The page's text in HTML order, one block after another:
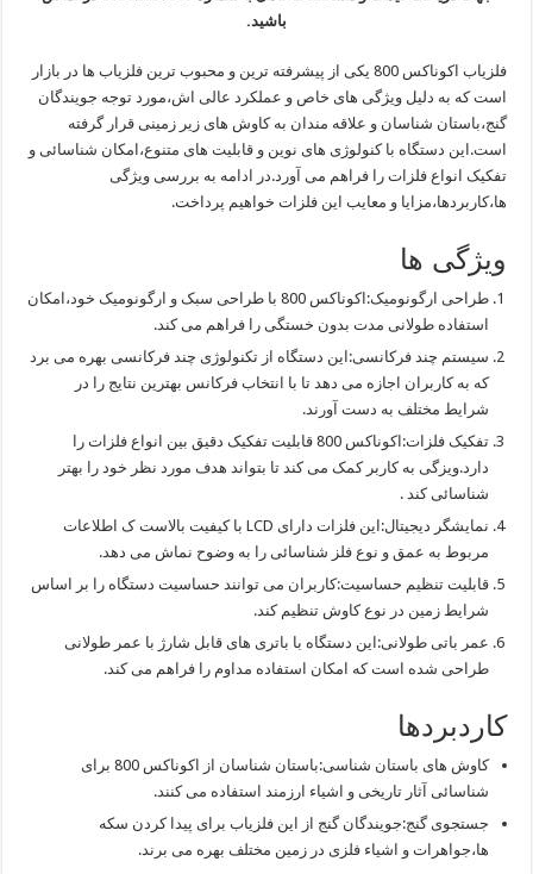
باشید.
فلزیاب اکوناکس 800 یکی از پیشرفته ترین و محبوب ترین فلزیاب ها در بازار
است که به دلیل ویژگی های خاص و عملکرد عالی اش،مورد توجه جویندگان
گنج،باستان شناسان و علاقه مندان به کاوش های زیر زمینی قرار گرفته
است.این دستگاه با کنولوژی های نوین و قابلیت های متنوع،امکان شناسائی و
تفکیک انواع فلزات را فراهم می آورد.در ادامه به بررسی ویژگی
ها،کاربردها،مزایا و معایب این فلزات خواهیم پرداخت.
ویژگی ها
طراحی ارگونومیک:اکوناکس 800 با طراحی سبک و ارگونومیک خود،امکان
استفاده طولانی مدت بدون خستگی را فراهم می کند.
سیستم چند فرکانسی:این دستگاه از تکنولوژی چند فرکانسی بهره می برد
که به کاربران اجازه می دهد تا با انتخاب فرکانس بهترین نتایج را در
شرایط مختلف به دست آورند.
تفکیک فلزات:اکوناکس 800 قابلیت تفکیک دقیق بین انواع فلزات را
دارد.ویزگی به کاربر کمک می کند تا بتواند هدف مورد نظر خود را بهتر
شناسائی کند .
نمایشگر دیجیتال:این فلزات دارای LCD با کیفیت بالاست ک اطلاعات
مربوط به عمق و نوع فلز شناسائی را به وضوح نماش می دهد.
قابلیت تنظیم حساسیت:کاربران می توانند حساسیت دستگاه را بر اساس
شرایط زمین در نوع کاوش تنظیم کند.
عمر باتی طولانی:این دستگاه با باتری های قابل شارژ با عمر طولانی
طراحی شده است که امکان استفاده مداوم را فراهم می کند.
کاردبردها
کاوش های باستان شناسی:باستان شناسان از اکوناکس 800 برای
شناسائی آثار تاریخی و اشیاء ارزمند استفاده می کنند.
جستجوی گنج:جویندگان گنج از این فلزیاب برای پیدا کردن سکه
ها،جواهرات و اشیاء فلزی در زمین مختلف بهره می برند.